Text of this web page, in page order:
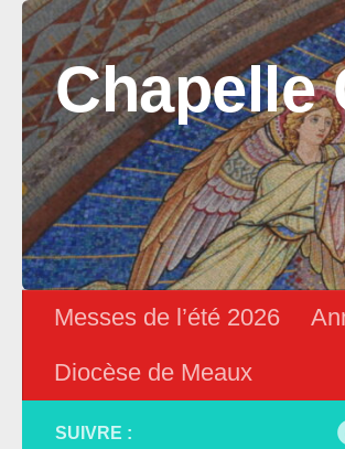
Skip to content
Chapelle
Messes de l’été 2026
Diocèse de Meaux
SUIVRE :